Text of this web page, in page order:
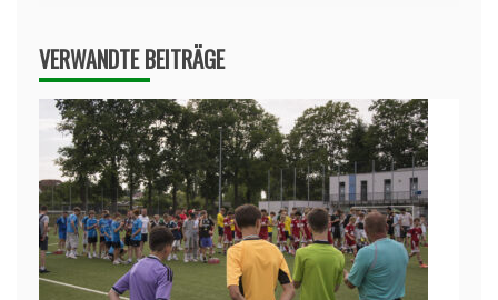
VERWANDTE BEITRÄGE